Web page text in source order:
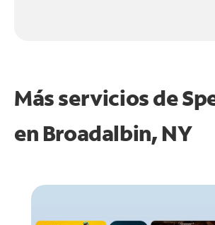
Más servicios de
en Broadalbin, NY